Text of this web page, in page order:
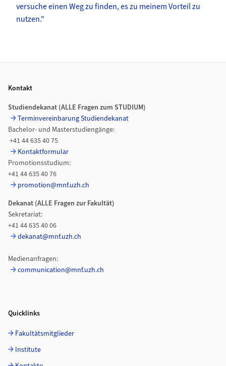
versuche einen Weg zu finden, es zu meinem Vorteil zu
nutzen."
Kontakt
Studiendekanat (ALLE Fragen zum STUDIUM)
Terminvereinbarung Studiendekanat
Bachelor- und Masterstudiengänge:
+41 44 635 40 75
Kontaktformular
Promotionsstudium:
+41 44 635 40 76
promotion@mnf.uzh.ch
Dekanat (ALLE Fragen zur Fakultät)
Sekretariat:
+41 44 635 40 06
dekanat@mnf.uzh.ch
Medienanfragen:
communication@mnf.uzh.ch
Quicklinks
Fakultätsmitglieder
Institute